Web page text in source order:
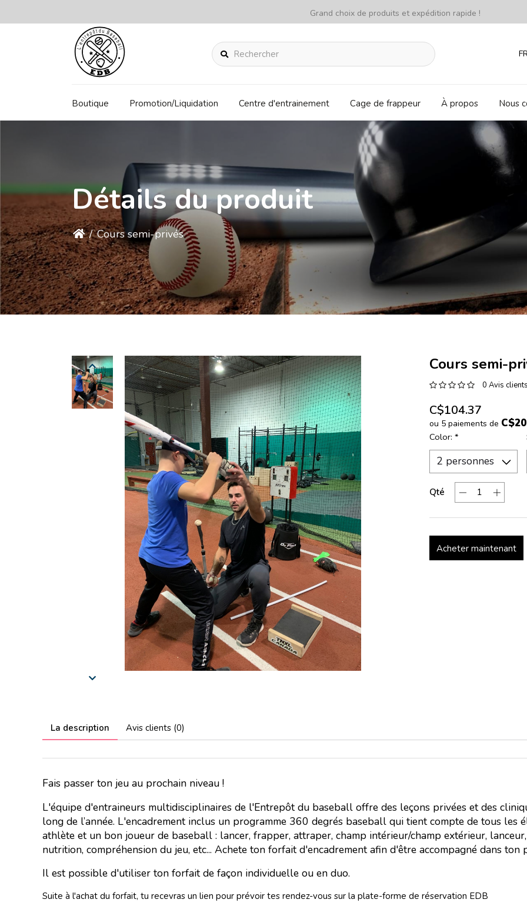
Grand choix de produits et expédition rapide !
Rechercher
Boutique Promotion/Liquidation Centre d'entrainement Cage de frappeur À propos Nous
Détails du produit
/ Cours semi-privés
Cours semi-
0 Avis clients
C$104.37
ou 5 paiements de
Color: *
Qté
Acheter maintenant
La description Avis clients (0)
Fais passer ton jeu au prochain niveau !
L'équipe d'entraineurs multidisciplinaires de l'Entrepôt du baseball offre des leçons privées et des
long de l’année. L'encadrement inclus un programme 360 degrés baseball qui tient compte de tous les
athlète et un bon joueur de baseball : lancer, frapper, attraper, champ intérieur/champ extérieur,
nutrition, compréhension du jeu, etc... Achete ton forfait d'encadrement afin d'être accompagné dans ton
Il est possible d'utiliser ton forfait de façon individuelle ou en duo.
Suite à l'achat du forfait, tu recevras un lien pour prévoir tes rendez-vous sur la plate-forme de réservation EDB